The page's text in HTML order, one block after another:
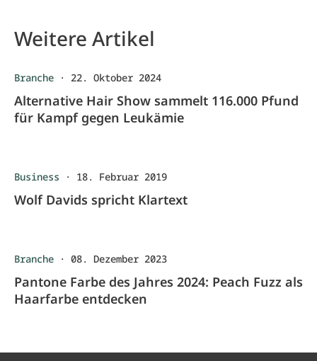
Weitere Artikel
Branche · 22. Oktober 2024
Alternative Hair Show sammelt 116.000 Pfund
für Kampf gegen Leukämie
Business · 18. Februar 2019
Wolf Davids spricht Klartext
Branche · 08. Dezember 2023
Pantone Farbe des Jahres 2024: Peach Fuzz als
Haarfarbe entdecken